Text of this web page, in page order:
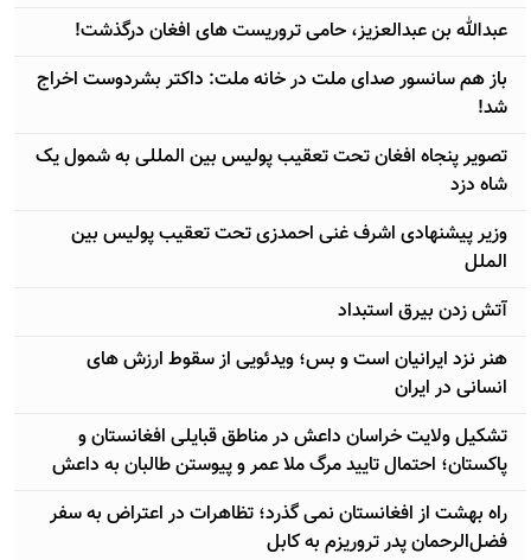
عبدالله بن عبدالعزیز، حامی تروریست های افغان درگذشت!
باز هم سانسور صدای ملت در خانه ملت: داکتر بشردوست اخراج
شد!
تصویر پنجاه افغان تحت تعقیب پولیس بین المللی به شمول یک
شاه دزد
وزیر پیشنهادی اشرف غنی احمدزی تحت تعقیب پولیس بین
الملل
آتش زدن بیرق استبداد
هنر نزد ایرانیان است و بس؛ ویدئویی از سقوط ارزش های
انسانی در ایران
تشکیل ولایت خراسان داعش در مناطق قبایلی افغانستان و
پاکستان؛ احتمال تایید مرگ ملا عمر و پیوستن طالبان به داعش
راه بهشت از افغانستان نمی گذرد؛ تظاهرات در اعتراض به سفر
فضل‌الرحمان پدر تروریزم به کابل